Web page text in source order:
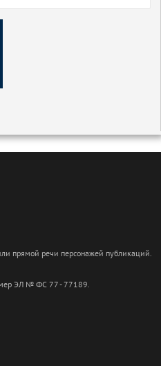
прямой речи персонажей публикаций.
ЭЛ № ФС 77 - 77189.